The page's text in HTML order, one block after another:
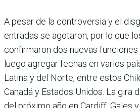
A pesar de la controversia y el
entradas se agotaron, por lo que
confirmaron dos nuevas funciones
luego agregar fechas en varios
Latina y del Norte, entre estos
Canadá y Estados Unidos. La gira
del próximo año en Cardiff, Gales